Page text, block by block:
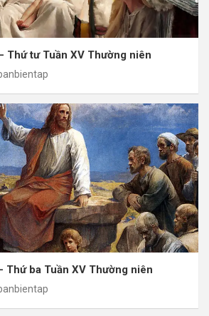
Thứ tư Tuần XV Thường niên
Thứ ba Tuần XV Thường niên